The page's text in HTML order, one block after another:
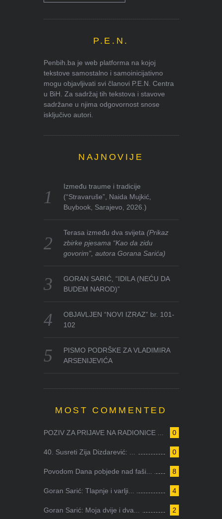
P.E.N.
Penbih.ba je web platforma na kojoj
tekstove samostalno i samoinicijativno
mogu objavljivati svi članovi P.E.N. Centra
u BiH. Za sadržaj tih tekstova i stavove
sadržane u njima odgovornost snose
isključivo autori.
NAJNOVIJE
Između traume i tradicije
(“Stravaruše”, Naida Mujkić,
Buybook, Sarajevo, 2026.)
Terasa između dva svijeta(Prikaz
zbirke pjesama “Kao da zidu
govorim”, autora Gorana Sarića)
GORAN SARIĆ, “IDILA (NEĆU DA
BUDEM NAROD)”
OBJAVLJEN “NOVI IZRAZ” br. 101-
102
PISMO PODRŠKE ZA VLADIMIRA
ARSENIJEVIĆA
MOST COMMENTED
0
POZIV ZA PRIJAVE NA RADIONICE ...
0
40. Susreti Zija Dizdarević: ...
8
Povodom Dana pobjede nad faši...
4
Goran Sarić: Tlapnje i varlji...
2
Goran Sarić: Moja dvije i dva...